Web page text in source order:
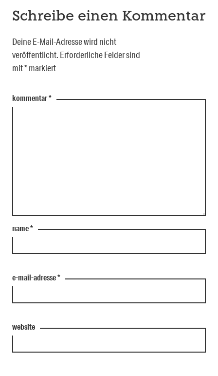
Schreibe einen Kommentar
Deine E-Mail-Adresse wird nicht
veröffentlicht. Erforderliche Felder sind
mit*markiert
kommentar*
name*
e-mail-adresse*
website